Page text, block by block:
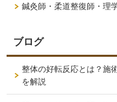
鍼灸師・柔道整復師・理
ブログ
整体の好転反応とは？施
を解説